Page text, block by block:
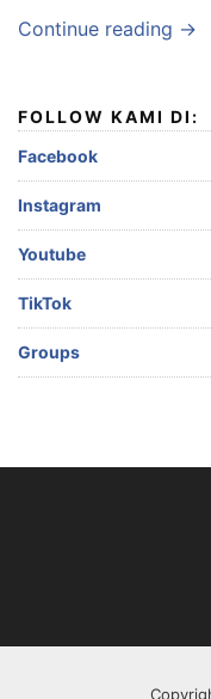
Continue reading →
FOLLOW KAMI DI:
Facebook
Instagram
Youtube
TikTok
Groups